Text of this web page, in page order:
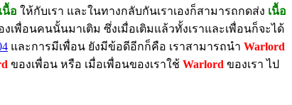
เนื้อ ให้กับเรา และในทางกลับกันเราเองก็สามารถกดส่ง เนื้อ
เพื่อนคนนั้นมาเติม ซึ่งเมื่อเติมแล้วทั้งเราและเพื่อนก็จะได้
และการมีเพื่อน ยังมีข้อดีอีกก็คือ เราสามารถนำ Warlord
ของเพื่อน หรือ เมื่อเพื่อนของเราใช้ Warlord ของเรา ไป